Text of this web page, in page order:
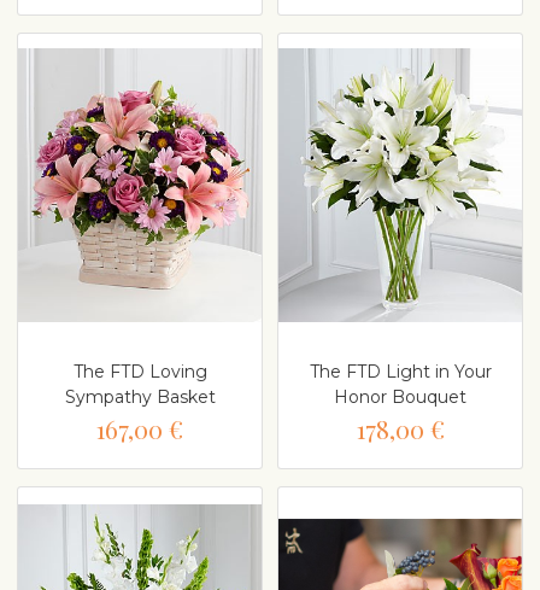
The FTD Loving
Sympathy Basket
167,00 €
The FTD Light in Your
Honor Bouquet
178,00 €